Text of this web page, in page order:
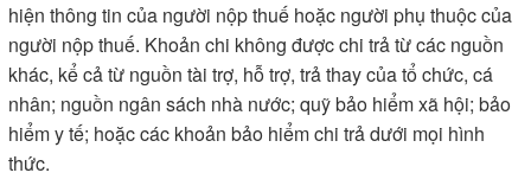
hiện thông tin của người nộp thuế hoặc người phụ thuộc của
người nộp thuế. Khoản chi không được chi trả từ các nguồn
khác, kể cả từ nguồn tài trợ, hỗ trợ, trả thay của tổ chức, cá
nhân; nguồn ngân sách nhà nước; quỹ bảo hiểm xã hội; bảo
hiểm y tế; hoặc các khoản bảo hiểm chi trả dưới mọi hình
thức.